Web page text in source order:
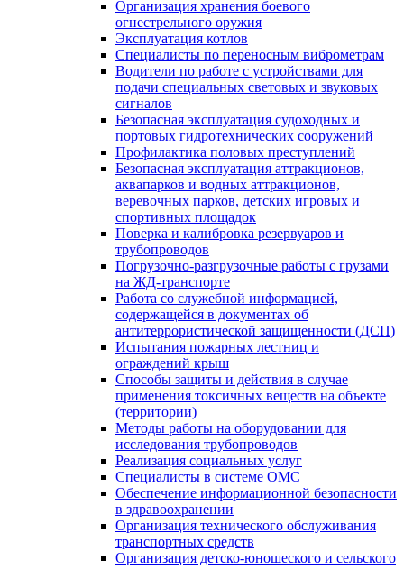
Организация хранения боевого
огнестрельного оружия
Эксплуатация котлов
Специалисты по переносным виброметрам
Водители по работе с устройствами для
подачи специальных световых и звуковых
сигналов
Безопасная эксплуатация судоходных и
портовых гидротехнических сооружений
Профилактика половых преступлений
Безопасная эксплуатация аттракционов,
аквапарков и водных аттракционов,
веревочных парков, детских игровых и
спортивных площадок
Поверка и калибровка резервуаров и
трубопроводов
Погрузочно-разгрузочные работы с грузами
на ЖД-транспорте
Работа со служебной информацией,
содержащейся в документах об
антитеррористической защищенности (ДСП)
Испытания пожарных лестниц и
ограждений крыш
Способы защиты и действия в случае
применения токсичных веществ на объекте
(территории)
Методы работы на оборудовании для
исследования трубопроводов
Реализация социальных услуг
Специалисты в системе ОМС
Обеспечение информационной безопасности
в здравоохранении
Организация технического обслуживания
транспортных средств
Организация детско-юношеского и сельского